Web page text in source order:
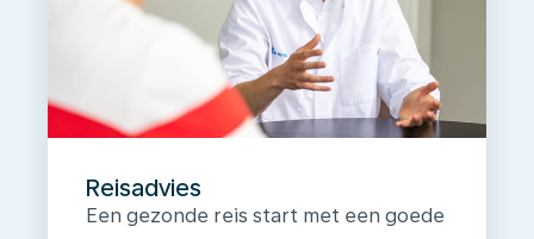
Reisadvies
Een gezonde reis start met een goede